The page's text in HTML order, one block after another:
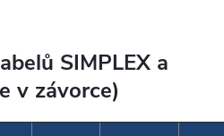
SIMPLEX a
v závorce)